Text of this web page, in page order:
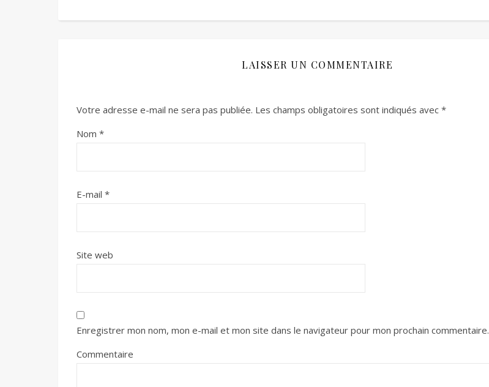
LAISSER UN COMMENTAIRE
Votre adresse e-mail ne sera pas publiée. Les champs obligatoires sont indiqués avec *
Nom *
E-mail *
Site web
Enregistrer mon nom, mon e-mail et mon site dans le navigateur pour mon prochain commentaire.
Commentaire